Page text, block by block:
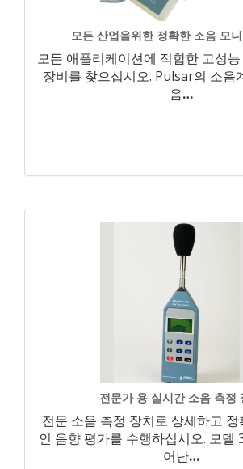
모든 산업을위한 정확한 소음 모
모든 애플리케이션에 적합한 고성
장비를 찾으십시오. Pulsar의 소음
음…
전문가 용 실시간 소음 측정
전문 소음 측정 장치로 상세하고
인 음향 평가를 수행하십시오. 모델
어난…